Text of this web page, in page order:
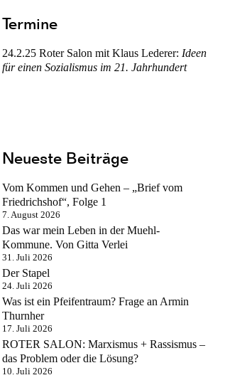
Termine
24.2.25 Roter Salon mit Klaus Lederer: Ideen
für einen Sozialismus im 21. Jahrhundert
Neueste Beiträge
Vom Kommen und Gehen – „Brief vom
Friedrichshof“, Folge 1
7. August 2026
Das war mein Leben in der Muehl-
Kommune. Von Gitta Verlei
31. Juli 2026
Der Stapel
24. Juli 2026
Was ist ein Pfeifentraum? Frage an Armin
Thurnher
17. Juli 2026
ROTER SALON: Marxismus + Rassismus –
das Problem oder die Lösung?
10. Juli 2026